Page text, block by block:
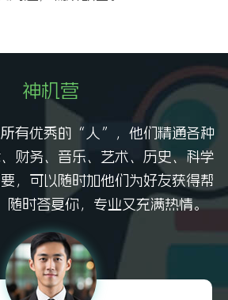
神机营
所有优秀的“人”，他们精通各种
财务、音乐、艺术、历史、科学
，可以随时加他们为好友获得帮
随时答复你，专业又充满热情。